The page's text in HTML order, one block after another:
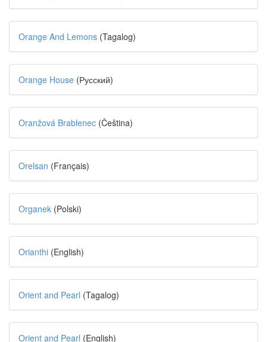
Orange And Lemons (Tagalog)
Orange House (Русский)
Oranžová Brablenec (Čeština)
Orelsan (Français)
Organek (Polski)
Orianthi (English)
Orient and Pearl (Tagalog)
Orient and Pearl (English)